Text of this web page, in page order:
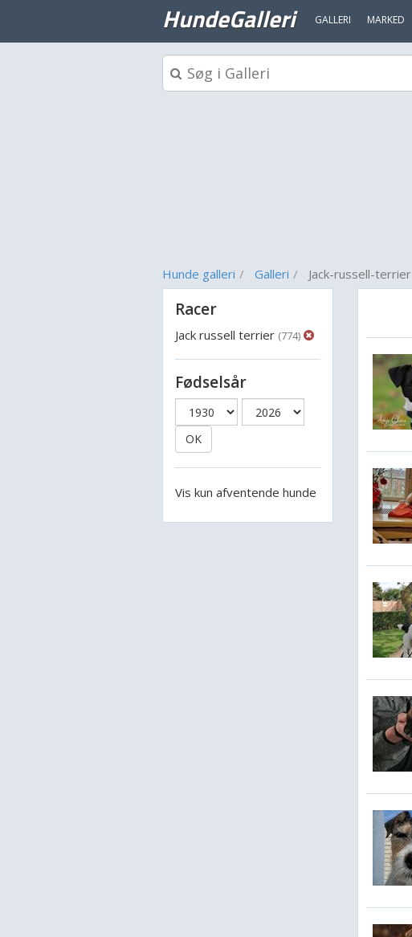
HundeGalleri GALLERI MARKED
Hunde galleri Galleri Jack-russell-terrier
Racer
Jack russell terrier (774)
Fødselsår
OK
Vis kun afventende hunde